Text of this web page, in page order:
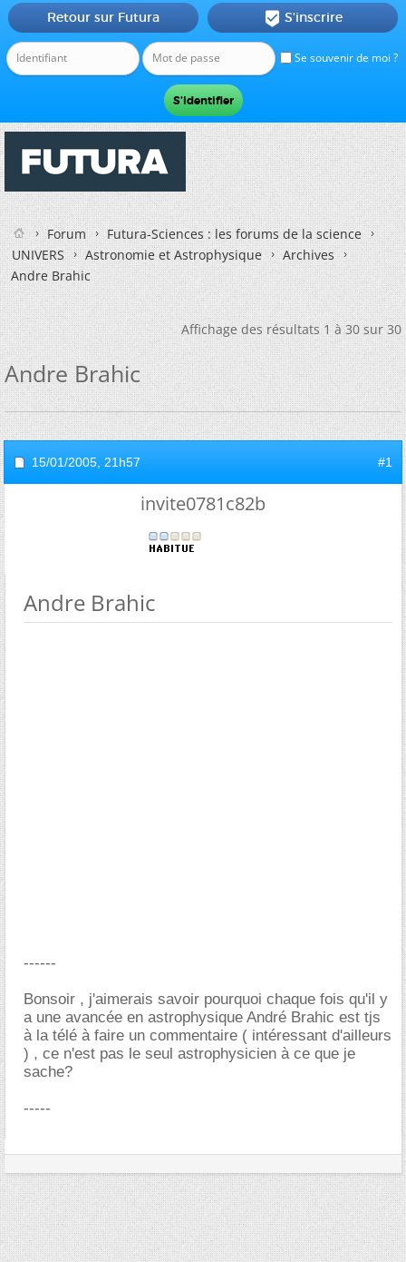
Se souvenir de moi ?
Retour sur Futura  S'inscrire
Forum
Futura-Sciences : les forums de la science
UNIVERS
Astronomie et Astrophysique
Archives
Andre Brahic
Affichage des résultats 1 à 30 sur 30
Andre Brahic
15/01/2005, 21h57 #1
invite0781c82b
Andre Brahic
------
Bonsoir , j'aimerais savoir pourquoi chaque fois qu'il y
a une avancée en astrophysique André Brahic est tjs
à la télé à faire un commentaire ( intéressant d'ailleurs
) , ce n'est pas le seul astrophysicien à ce que je
sache?
-----